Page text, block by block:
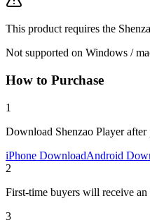
This product requires the
Not supported on Windows /
How to Purchase
1
Download Shenzao Player after
iPhone DownloadAndroid
2
First-time buyers will receive
3